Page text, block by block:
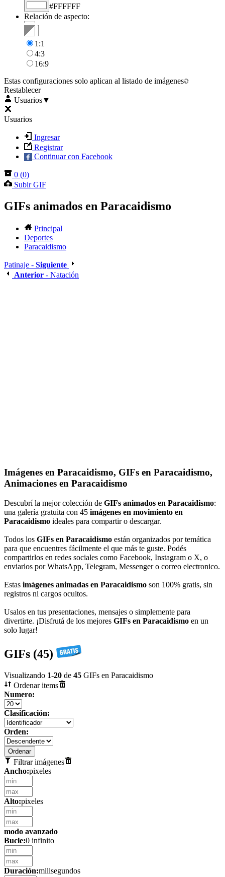
#FFFFFF
Relación de aspecto:
1:1
4:3
16:9
Estas configuraciones solo aplican al listado de imágenes
Restablecer
Usuarios▼
Usuarios
Ingresar
Registrar
Continuar con Facebook
0 (0)
Subir GIF
GIFs animados en Paracaidismo
Principal
Deportes
Paracaidismo
Patinaje - Siguiente
Anterior - Natación
Imágenes en Paracaidismo, GIFs en Paracaidismo,
Animaciones en Paracaidismo
Descubrí la mejor colección de GIFs animados en Paracaidismo:
una galería gratuita con 45 imágenes en movimiento en
Paracaidismo ideales para compartir o descargar.
Todos los GIFs en Paracaidismo están organizados por temática
para que encuentres fácilmente el que más te guste. Podés
compartirlos en redes sociales como Facebook, Instagram o X, o
enviarlos por WhatsApp, Telegram, Messenger o correo electronico.
Estas imágenes animadas en Paracaidismo son 100% gratis, sin
registros ni cargos ocultos.
Usalos en tus presentaciones, mensajes o simplemente para
divertirte. ¡Disfrutá de los mejores GIFs en Paracaidismo en un
solo lugar!
GIFs (45)
Visualizando 1-20 de 45 GIFs en Paracaidismo
Ordenar items
Numero:
Clasificación:
Orden:
Filtrar imágenes
Ancho:pixeles
Alto:pixeles
modo avanzado
Bucle:0 infinito
Duración:milisegundos